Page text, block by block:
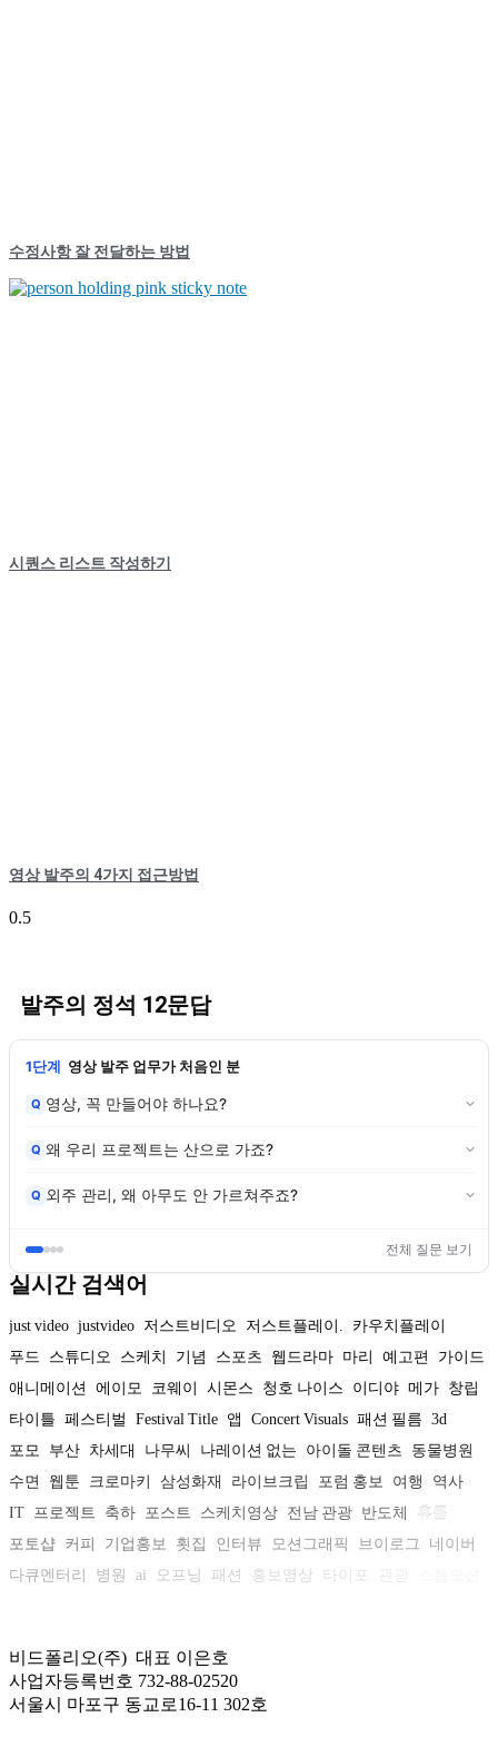
수정사항 잘 전달하는 방법
시퀀스 리스트 작성하기
영상 발주의 4가지 접근방법
발주의 정석 12문답
1단계 영상 발주 업무가 처음인 분
Q 영상, 꼭 만들어야 하나요?
Q 왜 우리 프로젝트는 산으로 가죠?
Q 외주 관리, 왜 아무도 안 가르쳐주죠?
전체 질문 보기
실시간 검색어
just video justvideo 저스트비디오 저스트플레이.
카우치플레이
푸드
스튜디오 스케치 기념 스포츠 웹드라마 마리 예고편
가이드
애니메이션
에이모 코웨이 시몬스 청호 나이스 이디야 메가 창립
타이틀 페스티벌 Festival Title 앱 Concert Visuals 패션 필름 3d
포모
부산 차세대 나무씨 나레이션 없는 아이돌 콘텐츠
동물병원
수면
웹툰 크로마키 삼성화재 라이브크립 포럼 홍보 여행
역사
IT
프로젝트 축하 포스트 스케치영상 전남 관광 반도체
휴롬
포토샵 커피 기업홍보 횟집 인터뷰 모션그래픽 브이로그
네이버
다큐멘터리
병원 ai 오프닝 패션 홍보영상 타이포
비드폴리오(주) 대표 이은호
사업자등록번호 732-88-02520
서울시 마포구 동교로16-11 302호